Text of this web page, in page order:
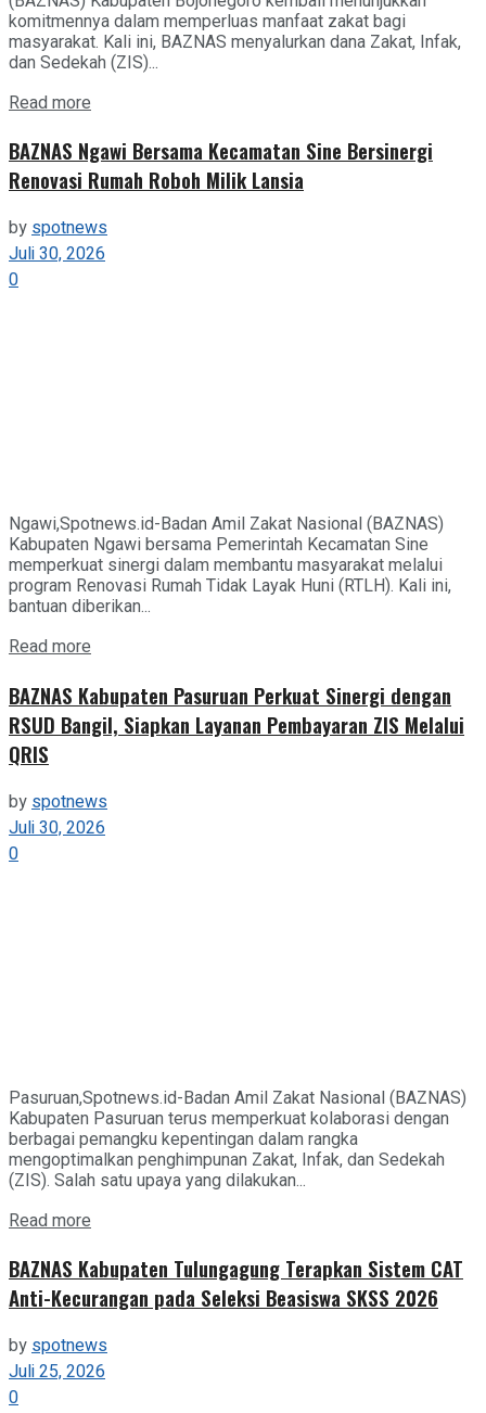
komitmennya dalam memperluas manfaat zakat bagi
masyarakat. Kali ini, BAZNAS menyalurkan dana Zakat, Infak,
dan Sedekah (ZIS)...
Read more
BAZNAS Ngawi Bersama Kecamatan Sine Bersinergi
Renovasi Rumah Roboh Milik Lansia
byspotnews
Juli 30, 2026
0
Ngawi,Spotnews.id-Badan Amil Zakat Nasional (BAZNAS)
Kabupaten Ngawi bersama Pemerintah Kecamatan Sine
memperkuat sinergi dalam membantu masyarakat melalui
program Renovasi Rumah Tidak Layak Huni (RTLH). Kali ini,
bantuan diberikan...
Read more
BAZNAS Kabupaten Pasuruan Perkuat Sinergi dengan
RSUD Bangil, Siapkan Layanan Pembayaran ZIS Melalui
QRIS
by spotnews
Juli 30, 2026
0
Pasuruan,Spotnews.id-Badan Amil Zakat Nasional (BAZNAS)
Kabupaten Pasuruan terus memperkuat kolaborasi dengan
berbagai pemangku kepentingan dalam rangka
mengoptimalkan penghimpunan Zakat, Infak, dan Sedekah
(ZIS). Salah satu upaya yang dilakukan...
Read more
BAZNAS Kabupaten Tulungagung Terapkan Sistem CAT
Anti-Kecurangan pada Seleksi Beasiswa SKSS 2026
byspotnews
Juli 25, 2026
0